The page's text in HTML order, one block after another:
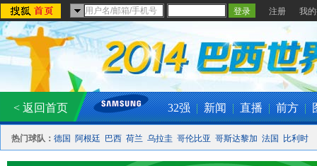
注册 我
< 返回首页 32强 | 新闻 | 直播 | 前方 |
热门球队： 德国 阿根廷 巴西 荷兰 乌拉圭 哥伦比亚 哥斯达黎加 法国 比利时